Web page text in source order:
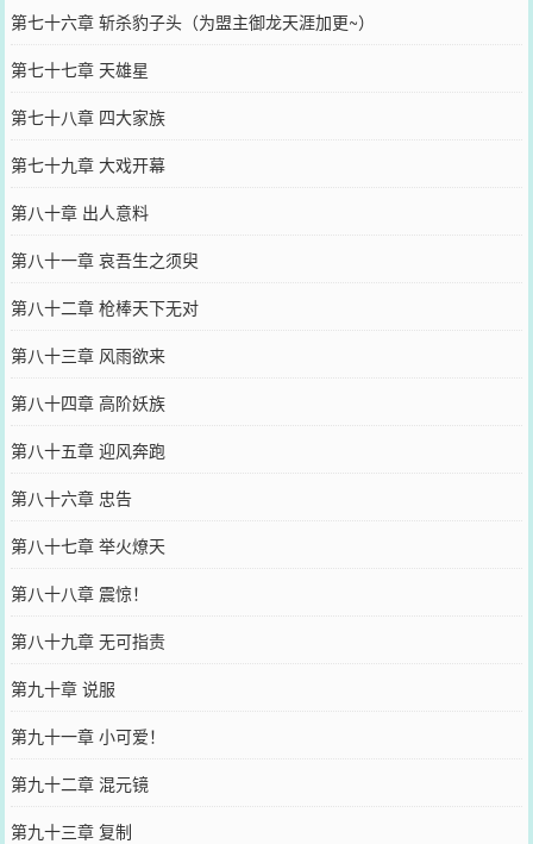
第七十六章 斩杀豹子头（为盟主御龙天涯加更~）
第七十七章 天雄星
第七十八章 四大家族
第七十九章 大戏开幕
第八十章 出人意料
第八十一章 哀吾生之须臾
第八十二章 枪棒天下无对
第八十三章 风雨欲来
第八十四章 高阶妖族
第八十五章 迎风奔跑
第八十六章 忠告
第八十七章 举火燎天
第八十八章 震惊！
第八十九章 无可指责
第九十章 说服
第九十一章 小可爱！
第九十二章 混元镜
第九十三章 复制